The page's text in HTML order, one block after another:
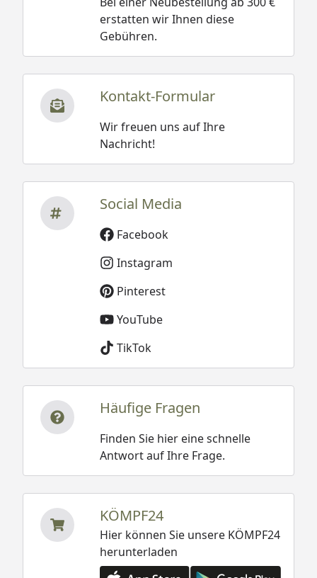
erstatten wir Ihnen diese
Gebühren.
Kontakt-Formular
Wir freuen uns auf Ihre
Nachricht!
Social Media
Facebook
Instagram
Pinterest
YouTube
TikTok
Häufige Fragen
Finden Sie hier eine schnelle
Antwort auf Ihre Frage.
KÖMPF24
Hier können Sie unsere KÖMPF24
herunterladen